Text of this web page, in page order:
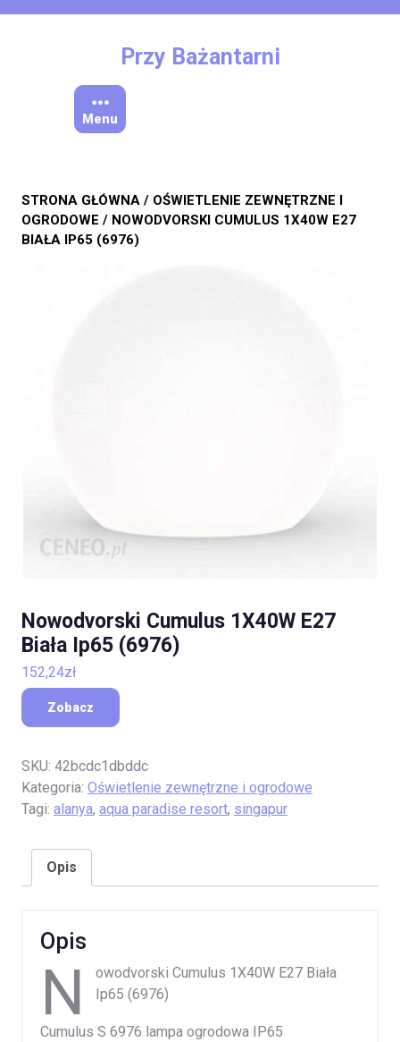
Przy Bażantarni
Menu
STRONA GŁÓWNA / OŚWIETLENIE ZEWNĘTRZNE I
OGRODOWE / NOWODVORSKI CUMULUS 1X40W E27
BIAŁA IP65 (6976)
Nowodvorski Cumulus 1X40W E27
Biała Ip65 (6976)
152,24zł
Zobacz
SKU: 42bcdc1dbddc
Kategoria: Oświetlenie zewnętrzne i ogrodowe
Tagi: alanya, aqua paradise resort, singapur
Opis
Opis
N
owodvorski Cumulus 1X40W E27 Biała
Ip65 (6976)
Cumulus S 6976 lampa ogrodowa IP65